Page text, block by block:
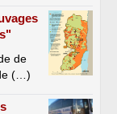
de
(…)